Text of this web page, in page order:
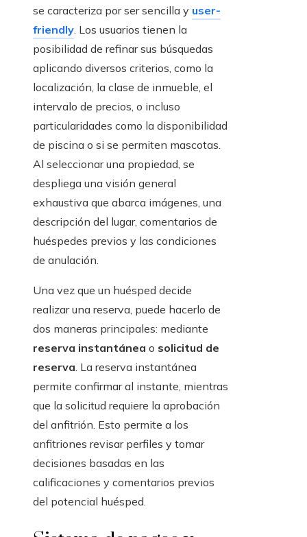
se caracteriza por ser sencilla y user-
friendly. Los usuarios tienen la
posibilidad de refinar sus búsquedas
aplicando diversos criterios, como la
localización, la clase de inmueble, el
intervalo de precios, o incluso
particularidades como la disponibilidad
de piscina o si se permiten mascotas.
Al seleccionar una propiedad, se
despliega una visión general
exhaustiva que abarca imágenes, una
descripción del lugar, comentarios de
huéspedes previos y las condiciones
de anulación.
Una vez que un huésped decide
realizar una reserva, puede hacerlo de
dos maneras principales: mediante
reserva instantánea o solicitud de
reserva. La reserva instantánea
permite confirmar al instante, mientras
que la solicitud requiere la aprobación
del anfitrión. Esto permite a los
anfitriones revisar perfiles y tomar
decisiones basadas en las
calificaciones y comentarios previos
del potencial huésped.